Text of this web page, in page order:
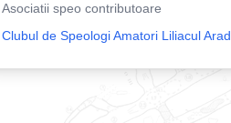
Asociatii speo contributoare
Clubul de Speologi Amatori Liliacul Arad